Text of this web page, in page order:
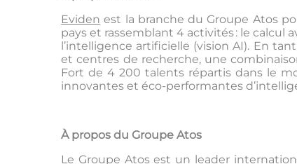
Eviden est la branche du Groupe Atos
pays et rassemblant 4 activités : le calcul
l’intelligence artificielle (vision AI). En
et centres de recherche, une
Fort de 4 200 talents répartis dans le
innovantes et éco-performantes
À propos du Groupe Atos
Le Groupe Atosest un leader